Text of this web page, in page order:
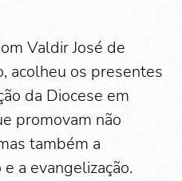
Valdir José de
acolheu os presentes
da Diocese em
promovam não
também a
a evangelização.